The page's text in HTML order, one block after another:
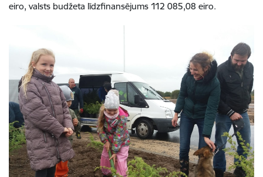
eiro, valsts budžeta līdzfinansējums 112 085,08 eiro.